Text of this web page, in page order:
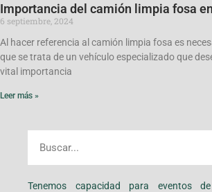
Importancia del camión limpia fosa
6 septiembre, 2024
Al hacer referencia al camión limpia fosa es
que se trata de un vehículo especializado que
vital importancia
Leer más »
Tenemos capacidad para eventos